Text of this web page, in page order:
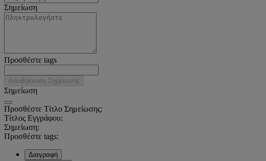
Σημείωση
Προσθέστε tags
Αποθήκευση Σημείωσης
Σημείωση
Προσθέστε Τίτλο Σημείωσης:
Τίτλος Εγγράφου:
Σημείωση:
Προσθέστε tags:
Διαγραφή